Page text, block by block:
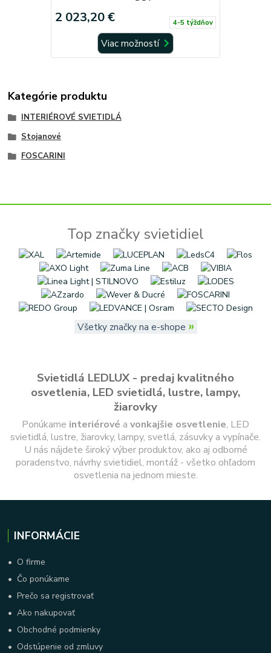
2 023,20 € 4-5 týždňov
Viac možností
Kategórie produktu
INTERIÉROVÉ SVIETIDLÁ
Stojanové
FOSCARINI
Top značky svietidiel
Všetky značky na e-shope »
Svietidlá LEDLUX - predaj kvalitného
osvetlenia, LED svietidlá, lustre, lampy,
žiarovky
Ponúkame interiérové a vonkajšie osvetlenie, LED
svietidlá, lustre, žiarovky, lampy, svetlá, zásuvky a vypínače.
U nás nájdete široký výber produktov, ako aj odborné
poradenstvo, návrhy svietidiel, montáž - všetko ohľadom
osvetlenia na jednom mieste.
INFORMÁCIE
• O firme
• Čo ponúkame
•Prečo sa registrovať
•Ako nakupovať
• Obchodné podmienky
• Odstúpenie od zmluvy